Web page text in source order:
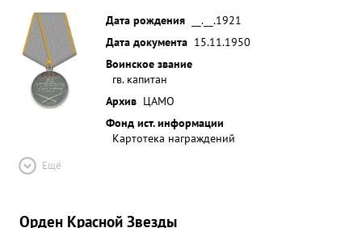
Дата рождения
__.__.1921
Дата документа 15.11.1950
Воинское звание
гв. капитан
Архив ЦАМО
Фонд ист. информации
Картотека награждений
Ещё
Орден Красной Звезды